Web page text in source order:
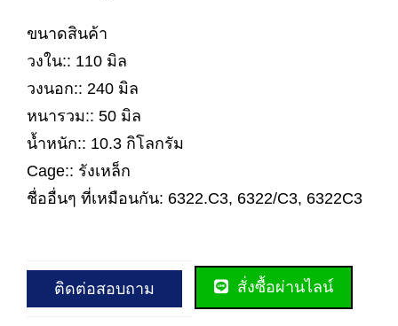
ขนาดสินค้า
วงใน:: 110 มิล
วงนอก:: 240 มิล
หนารวม:: 50 มิล
น้ำหนัก:: 10.3 กิโลกรัม
Cage:: รังเหล็ก
ชื่ออื่นๆ ที่เหมือนกัน: 6322.C3, 6322/C3, 6322C3
ติดต่อสอบถาม สั่งซื้อผ่านไลน์